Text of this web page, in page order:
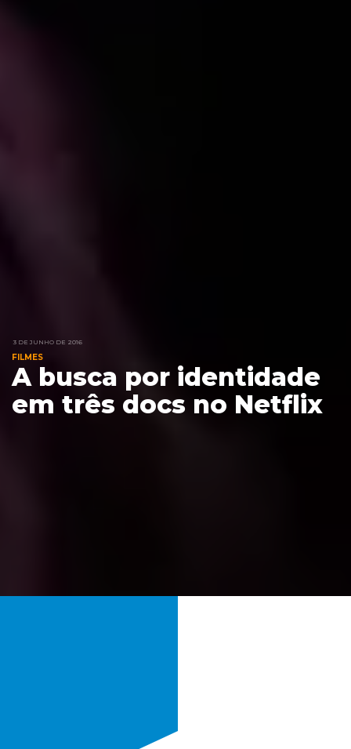
3 DE JUNHO DE 2016
FILMES
A busca por identidade
em três docs no Netflix